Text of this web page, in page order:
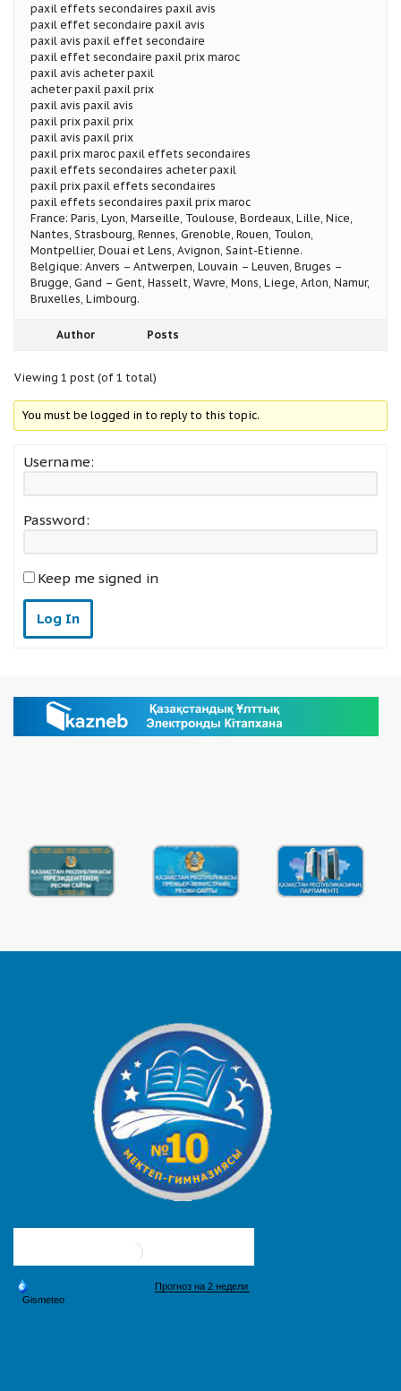
paxil effets secondaires paxil avis
paxil effet secondaire paxil avis
paxil avis paxil effet secondaire
paxil effet secondaire paxil prix maroc
paxil avis acheter paxil
acheter paxil paxil prix
paxil avis paxil avis
paxil prix paxil prix
paxil avis paxil prix
paxil prix maroc paxil effets secondaires
paxil effets secondaires acheter paxil
paxil prix paxil effets secondaires
paxil effets secondaires paxil prix maroc
France: Paris, Lyon, Marseille, Toulouse, Bordeaux, Lille, Nice,
Nantes, Strasbourg, Rennes, Grenoble, Rouen, Toulon,
Montpellier, Douai et Lens, Avignon, Saint-Etienne.
Belgique: Anvers – Antwerpen, Louvain – Leuven, Bruges –
Brugge, Gand – Gent, Hasselt, Wavre, Mons, Liege, Arlon, Namur,
Bruxelles, Limbourg.
Author Posts
Viewing 1 post (of 1 total)
You must be logged in to reply to this topic.
Username:
Password:
Keep me signed in
Log In